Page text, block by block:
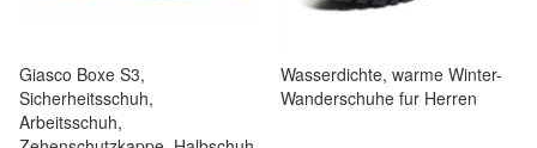
Giasco Boxe S3,
Sicherheitsschuh,
Arbeitsschuh,
Wasserdichte, warme Winter-
Wanderschuhe fur Herren